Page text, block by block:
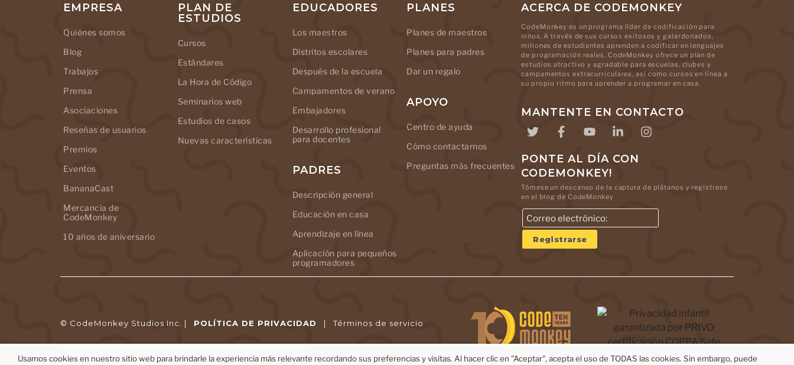
EMPRESA
Quiénes somos
Blog
Trabajos
Prensa
Asociaciones
Reseñas de usuarios
Premios
Eventos
BananaCast
Mercancía de
CodeMonkey
10 años de aniversario
PLAN DE
ESTUDIOS
Cursos
Estándares
La Hora de Código
Seminarios web
Estudios de casos
Nuevas características
EDUCADORES
Los maestros
Distritos escolares
Después de la escuela
Campamentos de verano
Embajadores
Desarrollo profesional
para docentes
PADRES
Descripción general
Educación en casa
Aprendizaje en línea
Aplicación para pequeños
programadores
PLANES
Planes de maestros
Planes para padres
Dar un regalo
APOYO
Centro de ayuda
Cómo contactarnos
Preguntas más frecuentes
ACERCA DE CODEMONKEY
CodeMonkey es un programa líder de codificación para
niños. A través de sus cursos exitosos y galardonados,
millones de estudiantes aprenden a codificar en lenguajes
de programación reales. CodeMonkey ofrece un plan de
estudios atractivo y agradable para escuelas, clubes y
campamentos extracurriculares, así como cursos en línea a
su propio ritmo para aprender a programar en casa.
MANTENTE EN CONTACTO
PONTE AL DÍA CON
CODEMONKEY!
Tómese un descanso de la captura de plátanos y regístrese
en el blog de CodeMonkey
© CodeMonkey Studios Inc. | POLÍTICA DE PRIVACIDAD |Términos de servicio
Usamos cookies en nuestro sitio web para brindarle la experiencia más relevante recordando sus preferencias y visitas. Al hacer clic en "Aceptar", acepta el uso de TODAS las cookies. Sin embargo, puede